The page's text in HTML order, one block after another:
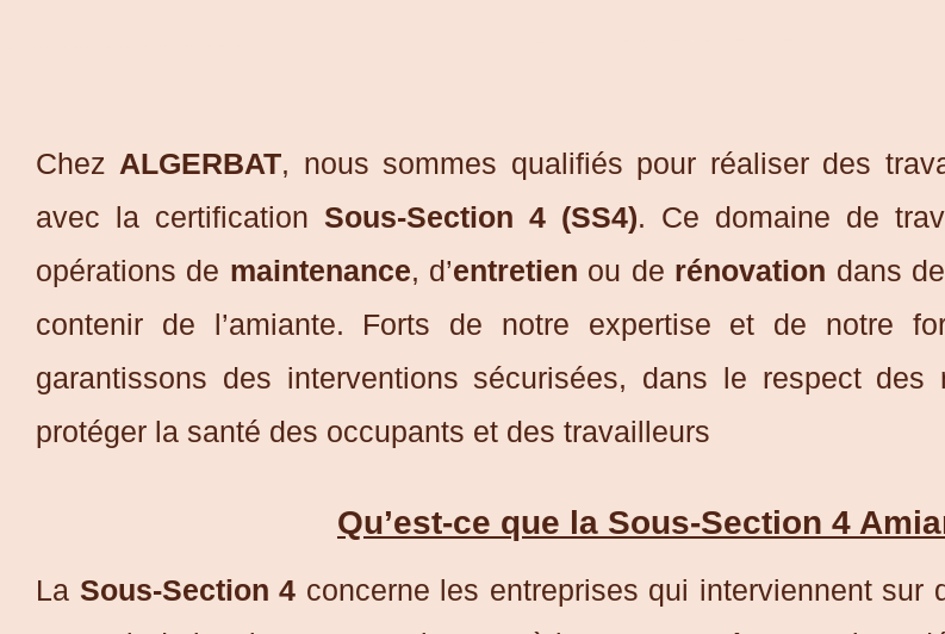
Chez ALGERBAT, nous sommes qualifiés pour réaliser des
avec la certification Sous-Section 4 (SS4). Ce domaine de
opérations de maintenance, d’entretien ou de rénovation dans
contenir de l’amiante. Forts de notre expertise et de notre
garantissons des interventions sécurisées, dans le respect
protéger la santé des occupants et des travailleurs
Qu’est-ce que la Sous-Section 4
La Sous-Section 4 concerne les entreprises qui interviennent sur